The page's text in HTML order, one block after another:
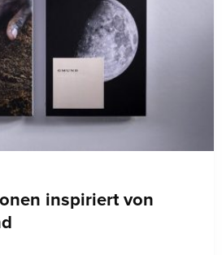
inspiriert von